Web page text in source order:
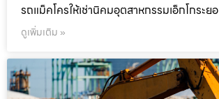
รถแม็คโครให้เช่านิคมอุตสาหกรรมเอ็กโกระยอ
ดูเพิ่มเติม »